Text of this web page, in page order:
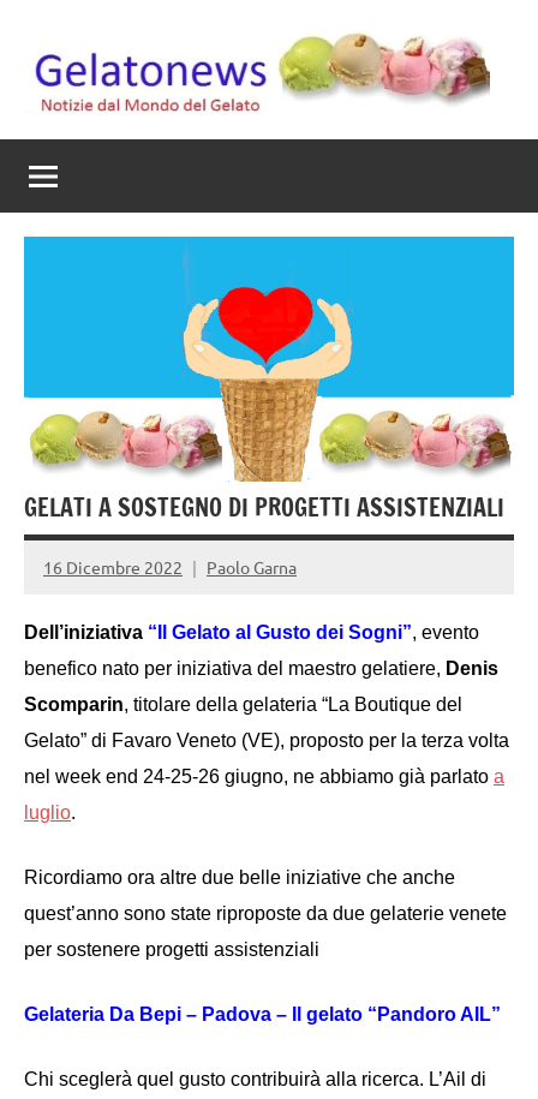
contenuto
Gelato
News
mondo
del
GELATI A SOSTEGNO DI PROGETTI ASSISTENZIALI
16 Dicembre 2022 Paolo Garna
Dell’iniziativa “Il Gelato al Gusto dei Sogni”, evento
benefico nato per iniziativa del maestro gelatiere, Denis
Scomparin, titolare della gelateria “La Boutique del
Gelato” di Favaro Veneto (VE), proposto per la terza volta
nel week end 24-25-26 giugno, ne abbiamo già parlato a
luglio.
Ricordiamo ora altre due belle iniziative che anche
quest’anno sono state riproposte da due gelaterie venete
per sostenere progetti assistenziali
Gelateria Da Bepi – Padova – Il gelato “Pandoro AIL”
Chi sceglerà quel gusto contribuirà alla ricerca. L’Ail di